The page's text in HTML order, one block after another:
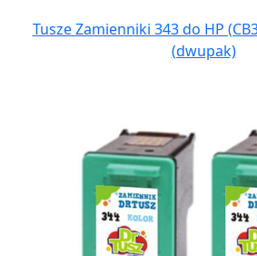
Tusze Zamienniki 343 do HP
(dwupak)